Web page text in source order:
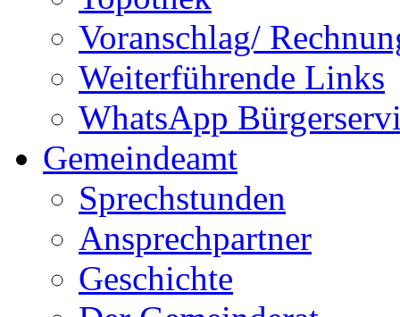
Voranschlag/
Weiterführende Links
WhatsApp
Gemeindeamt
Sprechstunden
Ansprechpartner
Geschichte